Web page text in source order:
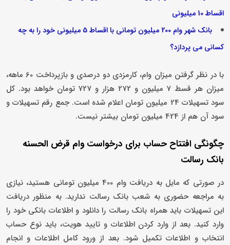
اقساط 10 میلیونی
بانک شهر وام 200 میلیون تومانی با اقساط 5 میلیونی خود را به چه
کسانی می پردازد؟
با در نظر گرفتن میزان وام، کارمزدی دو درصدی و بازپرداخت 60 ماهه،
میزان هر قسط 7 میلیون و 272 هزار و 727 تومان خواهد بود. کل
سود تسهیلات 24 میلیون تومان اعلام شده است. جمع رقم تسهیلات و
سود آن هم از 424 میلیون تومان بیشتر نیست.
چگونگی افتتاح حساب برای درخواست وام قرض الحسنه
بانک رسالت
در صورتی که مایل به دریافت وام 400 میلیون تومانی هستید، نیازی
به مراجعه حضوری به شعب بانک رسالت ندارید. به منظور دریافت
این تسهیلات باید همراه بانک رسالت را دانلود و اطلاعات بانکی خود را
وارد کنید. بعد از وارد کردن اطلاعات و تایید هویت، باید نوع حساب
انتخاب و اطلاعات تکمیل شود. بعد از ورود کامل اطلاعات و انجام